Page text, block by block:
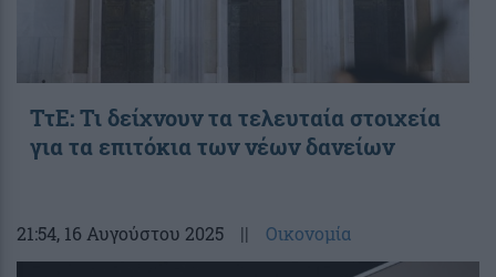
ΤτΕ: Τι δείχνουν τα τελευταία στοιχεία
για τα επιτόκια των νέων δανείων
21:54, 16 Αυγούστου 2025 || Οικονομία